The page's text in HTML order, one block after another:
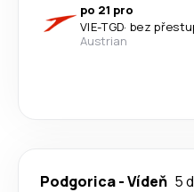
po 21 pro
VIE-TGD· bez
Austrian
Podgorica-Vídeň 5